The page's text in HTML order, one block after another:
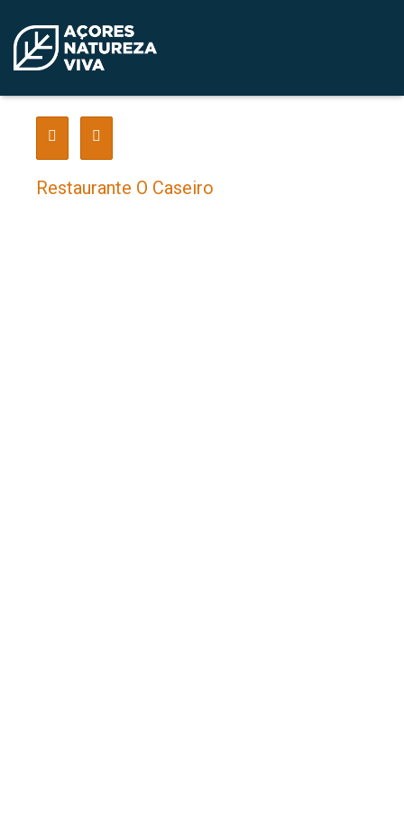
Restaurante O Caseiro